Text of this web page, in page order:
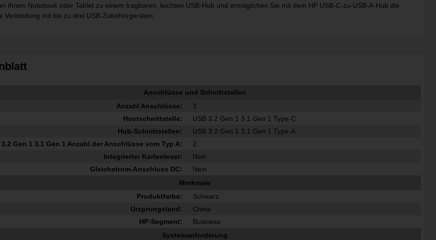
Ihrem Notebook oder Tablet zu einem tragbaren, leichten USB-Hub und ermöglichen Sie mit dem HP USB-C-zu-USB-A-Hub die
Verbindung mit bis zu drei USB-Zubehörgeräten.
Anschlüsse und Schnittstellen
Anzahl Anschlüsse:
3
Hostschnittstelle:
USB 3.2 Gen 1 3.1 Gen 1 Type-C
Hub-Schnittstellen:
USB 3.2 Gen 1 3.1 Gen 1 Type-A
3.2 Gen 1 3.1 Gen 1 Anzahl der Anschlüsse vom Typ A:
2
Integrierter Kartenleser:
Nein
Gleichstrom-Anschluss DC:
Nein
Merkmale
Produktfarbe:
Schwarz
Ursprungsland:
China
HP-Segment:
Business
Systemanforderung